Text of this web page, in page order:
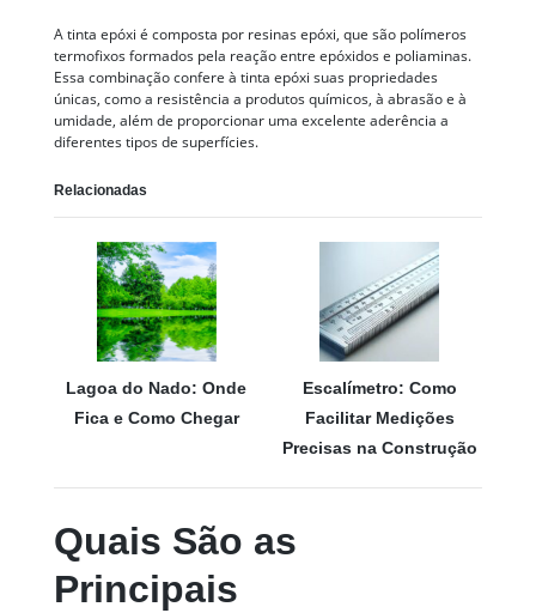
A tinta epóxi é composta por resinas epóxi, que são polímeros
termofixos formados pela reação entre epóxidos e poliaminas.
Essa combinação confere à tinta epóxi suas propriedades
únicas, como a resistência a produtos químicos, à abrasão e à
umidade, além de proporcionar uma excelente aderência a
diferentes tipos de superfícies.
Relacionadas
Lagoa do Nado: Onde
Fica e Como Chegar
Escalímetro: Como
Facilitar Medições
Precisas na Construção
Quais São as
Principais